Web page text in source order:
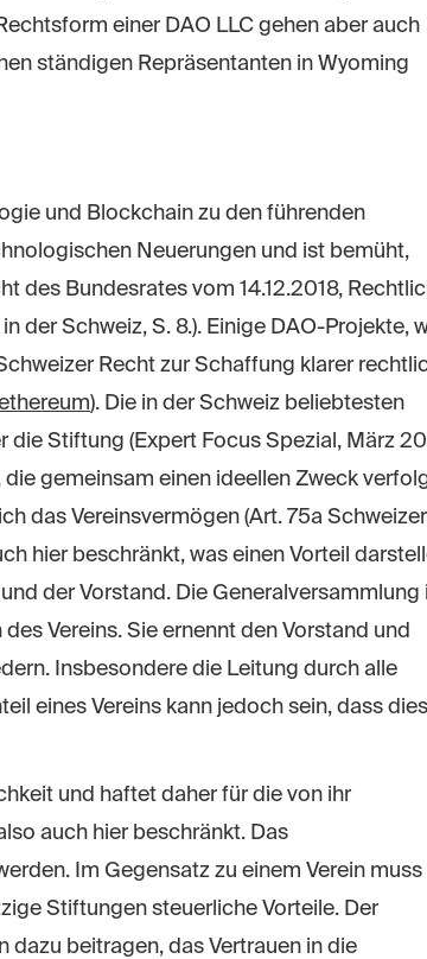
einer DAO LLC gehen aber auch
ständigen Repräsentanten in Wyoming
und Blockchain zu den führenden
Neuerungen und ist bemüht,
des Bundesrates vom 14.12.2018,
der Schweiz, S. 8.). Einige DAO-Projekte,
Recht zur Schaffung klarer
). Die in der Schweiz beliebtesten
die Stiftung (Expert Focus Spezial, März
die gemeinsam einen ideellen Zweck
das Vereinsvermögen (Art. 75a Schweizer
hier beschränkt, was einen Vorteil
der Vorstand. Die Generalversammlung
Vereins. Sie ernennt den Vorstand und
Insbesondere die Leitung durch alle
eines Vereins kann jedoch sein, dass
und haftet daher für die von ihr
auch hier beschränkt. Das
Im Gegensatz zu einem Verein muss
Stiftungen steuerliche Vorteile. Der
dazu beitragen, das Vertrauen in die